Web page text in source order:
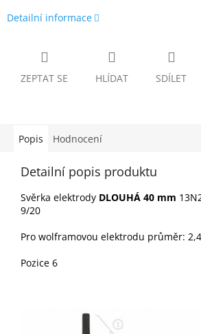
Detailní informace
ZEPTAT SE HLÍDAT SDÍLET
Popis Hodnocení
Detailní popis produktu
Svěrka elektrody DLOUHÁ 40 mm
9/20
Pro wolframovou elektrodu průměr:
Pozice 6